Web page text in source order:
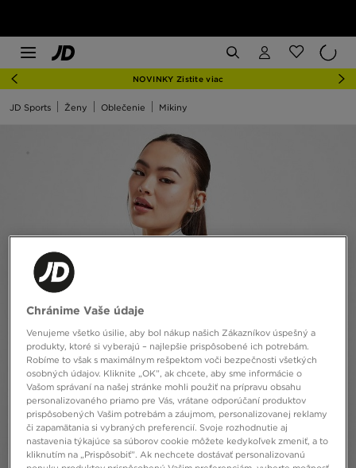
NOVINKY Zistite viac
JD Sports Ženy Oblečenie Mikiny
Chránime Vaše údaje
Venujeme všetko úsilie, aby bol nákup našich Zákazníkov úspešný a
produkty, ktoré si vyberajú – najlepšie prispôsobené ich potrebám.
Robíme to však s maximálnym rešpektom voči bezpečnosti všetkých
osobných údajov. Kliknite „OK”, ak chcete, aby sme informácie o
Vašom správaní na našej stránke mohli použiť na prípravu obsahu
personalizovaného priamo pre Vás, vrátane odporúčaní produktov
prispôsobených Vašim potrebám a záujmom, personalizovanej reklamy
či zapamätania si vybraných preferencií. Svoje rozhodnutie aj
nastavenia týkajúce sa súborov cookie môžete kedykoľvek zmeniť, a to
kliknutím na „Prispôsobiť”. Ak nechcete dostávať personalizovanú